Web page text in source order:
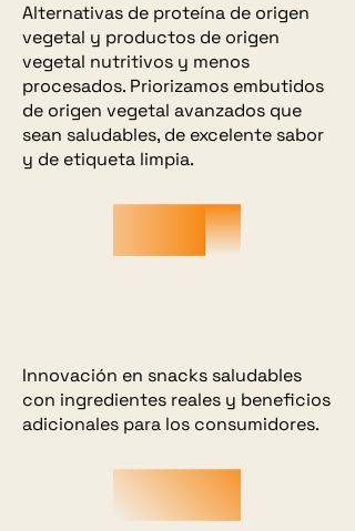
Alternativas de proteína de origen
vegetal y productos de origen
vegetal nutritivos y menos
procesados. Priorizamos embutidos
de origen vegetal avanzados que
sean saludables, de excelente sabor
y de etiqueta limpia.
Innovación en snacks saludables
con ingredientes reales y beneficios
adicionales para los consumidores.